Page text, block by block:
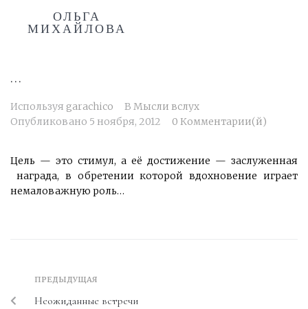
ОЛЬГА
МИХАЙЛОВА
…
Используя garachico В Мысли вслух
Опубликовано 5 ноября, 2012 0 Комментарии(й)
Цель — это стимул, а её достижение — заслуженная
награда, в обретении которой вдохновение играет
немаловажную роль…
ПРЕДЫДУЩАЯ
Неожиданные встречи